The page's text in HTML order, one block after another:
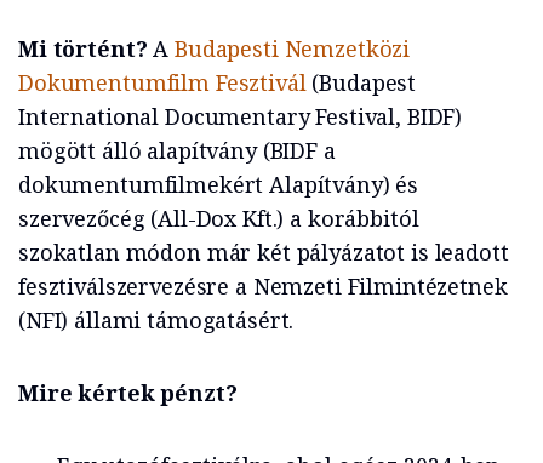
Mi történt? A Budapesti Nemzetközi
Dokumentumfilm Fesztivál(Budapest
International Documentary Festival, BIDF)
mögött álló alapítvány (BIDF a
dokumentumfilmekért Alapítvány) és
szervezőcég (All-Dox Kft.) a korábbitól
szokatlan módon már két pályázatot is leadott
fesztiválszervezésre a Nemzeti Filmintézetnek
(NFI) állami támogatásért.
Mire kértek pénzt?